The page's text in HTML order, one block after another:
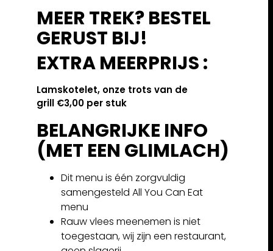
MEER TREK? BESTEL
GERUST BIJ!
EXTRA MEERPRIJS :
Lamskotelet, onze trots van de
grill €3,00 per stuk
BELANGRIJKE INFO
(MET EEN GLIMLACH)
Dit menu is één zorgvuldig
samengesteld All You Can Eat
menu
Rauw vlees meenemen is niet
toegestaan, wij zijn een restaurant,